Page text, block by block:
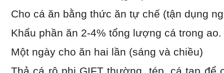
Cho cá ăn bằng thức ăn tự chế (tận dụng
Khẩu phần ăn 2-4% tổng lượng cá trong ao.
Một ngày cho ăn hai lần (sáng và chiều)